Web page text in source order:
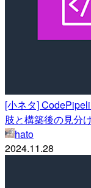
[小ネタ]
肢と構築後の見分
hato
2024.11.28